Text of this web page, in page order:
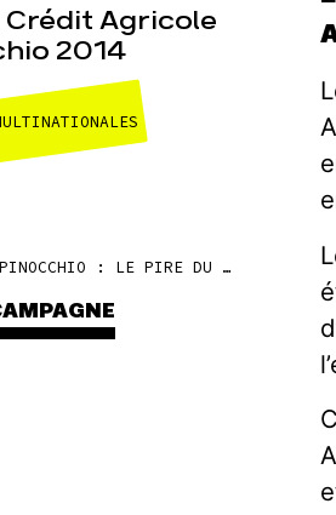
Agricole
2014
PRIX PINOCCHIO : LE PIRE DU GREENWASHING